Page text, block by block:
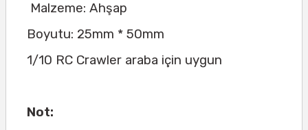
Malzeme: Ahşap
Boyutu: 25mm * 50mm
1/10 RC Crawler araba için uygun
Not: